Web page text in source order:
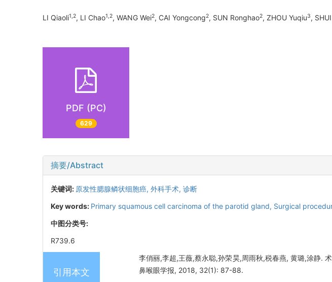
LI Qiaoli1,2, LI Chao1,2, WANG Wei2, CAI Yongcong2, SUN Ronghao2, ZHOU Yuqiu3,
PDF (PC)
629
摘要/Abstract
关键词: 原发性腮腺鳞状细胞癌, 外科手术, 诊断
Key words: Primary squamous cell carcinoma of the parotid gland, Surgical
中图分类号:
R739.6
引用本文
李俏丽,李超,王薇,蔡永聪,孙荣昊,周雨秋,税春燕, 黄璐,涂静.
鼻喉眼学报, 2018, 32(1): 87-88.